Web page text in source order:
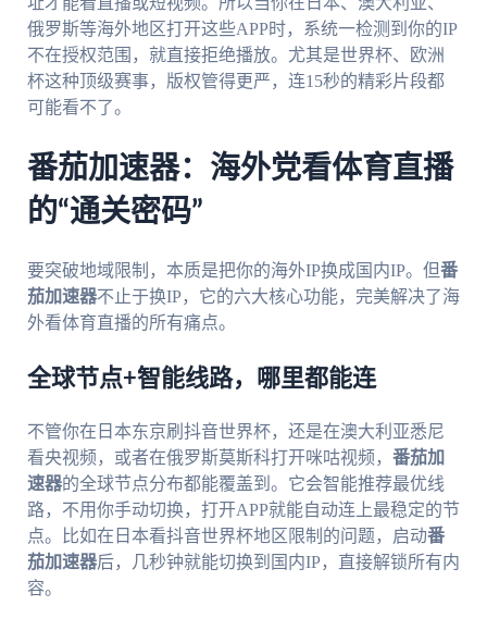
俄罗斯等海外地区打开这些APP时，系统一检测到你的IP
不在授权范围，就直接拒绝播放。尤其是世界杯、欧洲
杯这种顶级赛事，版权管得更严，连15秒的精彩片段都
可能看不了。
番茄加速器：海外党看体育直播
的“通关密码”
要突破地域限制，本质是把你的海外IP换成国内IP。但番
茄加速器不止于换IP，它的六大核心功能，完美解决了海
外看体育直播的所有痛点。
全球节点+智能线路，哪里都能连
不管你在日本东京刷抖音世界杯，还是在澳大利亚悉尼
看央视频，或者在俄罗斯莫斯科打开咪咕视频， 番茄加
速器的全球节点分布都能覆盖到。它会智能推荐最优线
路，不用你手动切换，打开APP就能自动连上最稳定的节
点。比如在日本看抖音世界杯地区限制的问题，启动番
茄加速器后，几秒钟就能切换到国内IP，直接解锁所有内
容。